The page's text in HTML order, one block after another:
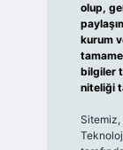
olup,
kurum
bilgiler
niteliği
Sitemiz,